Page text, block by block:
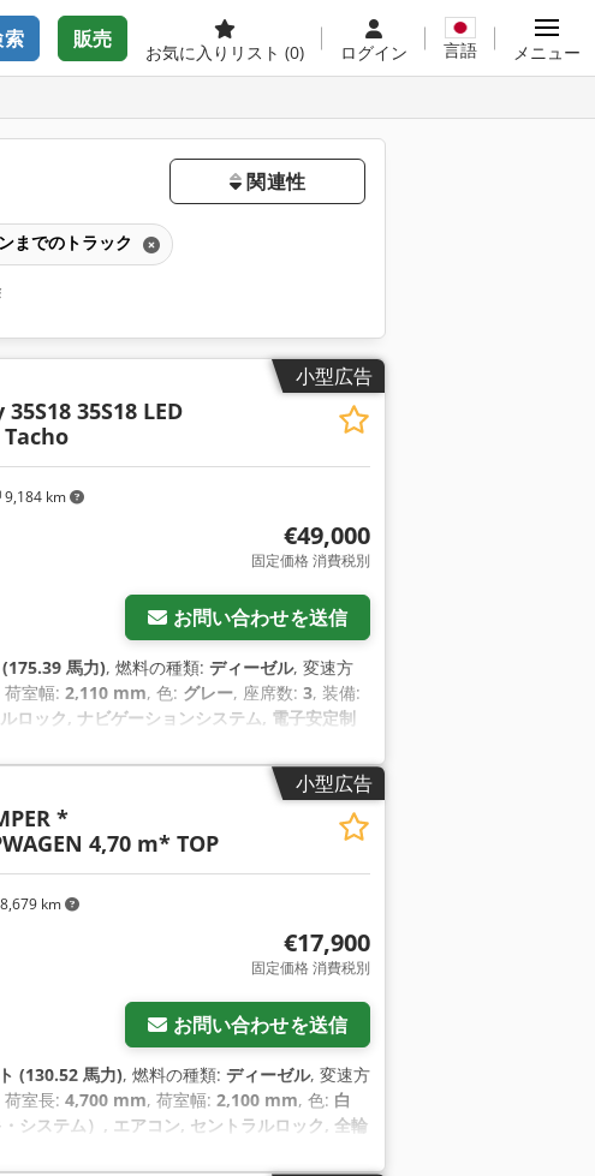
販売
お気に入りリスト (0) ログイン 言語 メニュー
関連性
までのトラック
小型広告
9,184 km
35S18 LED
€49,000
固定価格 消費税別
お問い合わせを送信
馬力), 燃料の種類: ディーゼル, 変速方
荷室幅: 2,110 mm, 色: グレー, 座席数: 3, 装備:
ロック, ナビゲーションシステム, 電子安定制
小型広告
km
*
4,70 m* TOP
€17,900
固定価格 消費税別
お問い合わせを送信
(130.52 馬力), 燃料の種類: ディーゼル, 変速方
荷室長: 4,700 mm, 荷室幅: 2,100 mm, 色: 白
システム）, エアコン, セントラルロック, 全輪